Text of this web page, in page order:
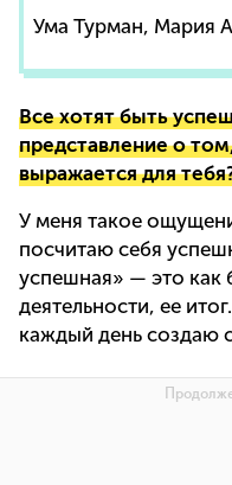
Ума Турман, Мария
Все хотят быть
представление о
выражается для
У меня такое
посчитаю себя
успешная» — это как
деятельности, ее
каждый день создаю